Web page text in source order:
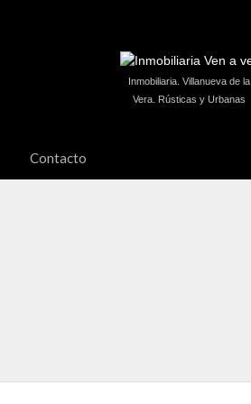
Inmobiliaria. Villanueva de la
Vera. Rústicas y Urbanas
Contacto